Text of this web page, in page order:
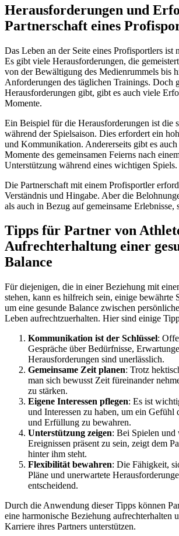
Herausforderungen und
Partnerschaft eines
Das Leben an der Seite eines Profisportlers ist
Es gibt viele Herausforderungen, die
von der Bewältigung des Medienrummels bis
Anforderungen des täglichen Trainings. Doch
Herausforderungen gibt, gibt es auch viele
Momente.
Ein Beispiel für die Herausforderungen ist die
während der Spielsaison. Dies erfordert ein
und Kommunikation. Andererseits gibt es
Momente des gemeinsamen Feierns nach
Unterstützung während eines wichtigen Spiels.
Die Partnerschaft mit einem Profisportler
Verständnis und Hingabe. Aber die
als auch in Bezug auf gemeinsame Erlebnisse,
Tipps für Partner von
Aufrechterhaltung einer
Balance
Für diejenigen, die in einer Beziehung mit
stehen, kann es hilfreich sein, einige bewährte
um eine gesunde Balance zwischen
Leben aufrechtzuerhalten. Hier sind einige
Kommunikation ist der Schlüssel:
Gespräche über Bedürfnisse,
Herausforderungen sind unerlässlich.
Gemeinsame Zeit planen: Trotz
man sich bewusst Zeit füreinander
zu stärken.
Eigene Interessen pflegen: Es ist
und Interessen zu haben, um ein Gefühl
und Erfüllung zu bewahren.
Unterstützung zeigen: Bei Spielen und
Ereignissen präsent zu sein, zeigt dem
hinter ihm steht.
Flexibilität bewahren: Die Fähigkeit,
Pläne und unerwartete
entscheidend.
Durch die Anwendung dieser Tipps können
eine harmonische Beziehung aufrechterhalten
Karriere ihres Partners unterstützen.